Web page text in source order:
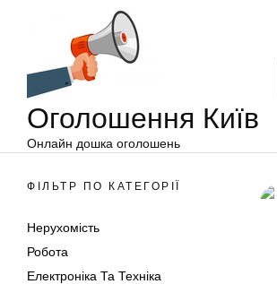
Оголошення Київ
Онлайн дошка оголошень
ФІЛЬТР ПО КАТЕГОРІЇ
Нерухомість
Робота
Електроніка Та Техніка